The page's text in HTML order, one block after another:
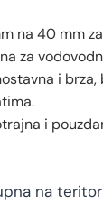
na 40 mm
za
i brza,
i
na